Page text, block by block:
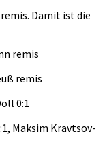
remis. Damit ist die
remis
remis
0:1
Maksim Kravtsov-